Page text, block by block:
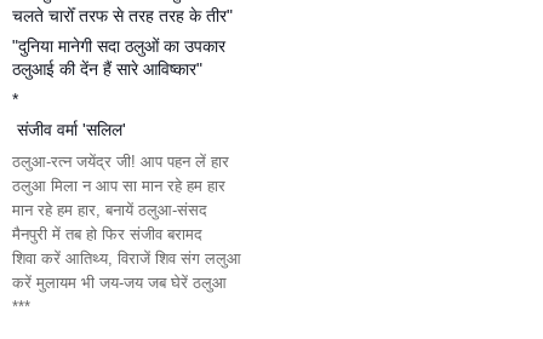
चलते चारोँ तरफ से तरह तरह के तीर"
"दुनिया मानेगी सदा ठलुओं का उपकार
ठलुआई की देंन हैं सारे आविष्कार"
*
संजीव वर्मा 'सलिल'
ठलुआ-रत्न जयेंद्र जी! आप पहन लें हार
ठलुआ मिला न आप सा मान रहे हम हार
मान रहे हम हार, बनायें ठलुआ-संसद
मैनपुरी में तब हो फिर संजीव बरामद
शिवा करें आतिथ्य, विराजें शिव संग ललुआ
करें मुलायम भी जय-जय जब घेरें ठलुआ
***